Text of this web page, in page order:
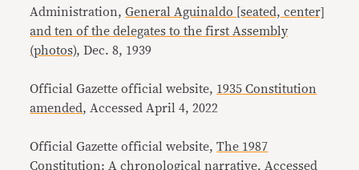
Administration,General Aguinaldo [seated, center]
and ten of the delegates to the first Assembly
(photos), Dec. 8, 1939
Official Gazette official website, 1935 Constitution
amended, Accessed April 4, 2022
Official Gazette official website,The 1987
Constitution: A chronological narrative, Accessed